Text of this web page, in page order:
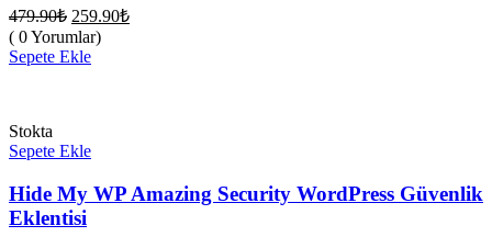
479.90₺ Orijinal
fiyat:
479.90₺.
259.90₺Şu
( 0 Yorumlar)
Sepete Ekle
Stokta
Sepete Ekle
Hide My WP Amazing Security WordPress Güvenlik
Eklentisi